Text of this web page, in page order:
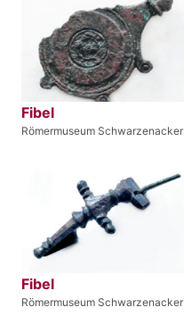
Fibel
Römermuseum Schwarzenacker
Fibel
Römermuseum Schwarzenacker